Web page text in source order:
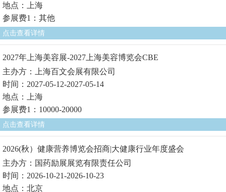
地点：上海
参展费1：其他
点击查看详情
2027年上海美容展-2027上海美容博览会CBE
主办方：上海百文会展有限公司
时间：2027-05-12-2027-05-14
地点：上海
参展费1：10000-20000
点击查看详情
2026(秋）健康营养博览会招商|大健康行业年度盛会
主办方：国药励展展览有限责任公司
时间：2026-10-21-2026-10-23
地点：北京